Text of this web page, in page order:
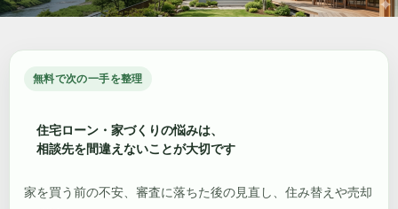
無料で次の一手を整理
住宅ローン・家づくりの悩みは、
相談先を間違えないことが大切です
家を買う前の不安、審査に落ちた後の見直し、住み替えや売却